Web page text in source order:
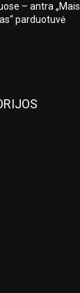
– antra
parduotuvė